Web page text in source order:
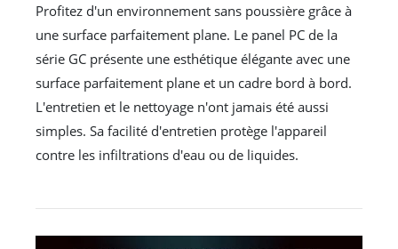
Profitez d'un environnement sans poussière grâce à
une surface parfaitement plane. Le panel PC de la
série GC présente une esthétique élégante avec une
surface parfaitement plane et un cadre bord à bord.
L'entretien et le nettoyage n'ont jamais été aussi
simples. Sa facilité d'entretien protège l'appareil
contre les infiltrations d'eau ou de liquides.